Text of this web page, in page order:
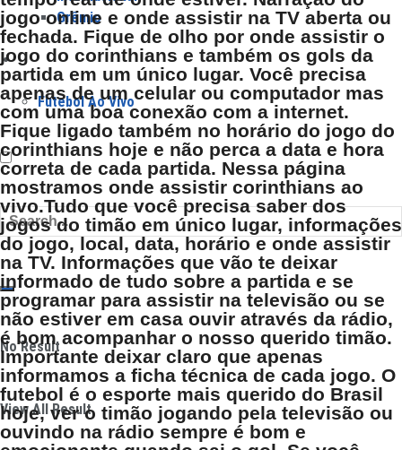
Grêmio
Jogos
Futebol Ao Vivo
No Result
View All Result
jogo online e onde assistir na TV aberta ou
fechada. Fique de olho por onde assistir o
jogo do corinthians e também os gols da
partida em um único lugar. Você precisa
apenas de um celular ou computador mas
com uma boa conexão com a internet.
Fique ligado também no horário do jogo do
corinthians hoje e não perca a data e hora
correta de cada partida. Nessa página
mostramos onde assistir corinthians ao
vivo.Tudo que você precisa saber dos
jogos do timão em único lugar, informações
do jogo, local, data, horário e onde assistir
na TV. Informações que vão te deixar
informado de tudo sobre a partida e se
programar para assistir na televisão ou se
não estiver em casa ouvir através da rádio,
é bom acompanhar o nosso querido timão.
Importante deixar claro que apenas
informamos a ficha técnica de cada jogo. O
futebol é o esporte mais querido do Brasil
hoje, ver o timão jogando pela televisão ou
ouvindo na rádio sempre é bom e